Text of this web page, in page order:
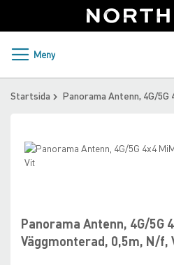
to
Content
Sweden
PRODUKTER OCH LÖSNINGAR
ÅTERFÖRSÄLJARE
LADDA NER
Meny
Startsida Panorama Antenn, 4G/5G
Panorama Antenn, 4G/5G
Väggmonterad, 0,5m, N/f,
Skip
to
the
images
gallery
beginning
of
the